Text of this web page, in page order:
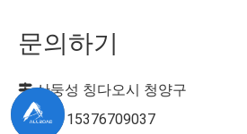
문의하기
산둥성 칭다오시 청양구
+86- 15376709037